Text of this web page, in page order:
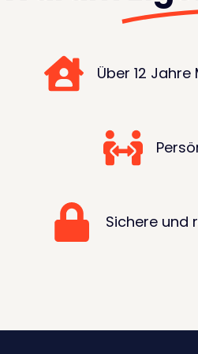
Über 12
Sichere und